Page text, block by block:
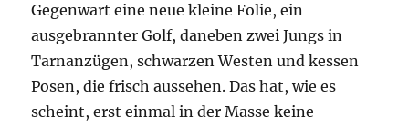
Gegenwart eine neue kleine Folie, ein
ausgebrannter Golf, daneben zwei Jungs in
Tarnanzügen, schwarzen Westen und kessen
Posen, die frisch aussehen. Das hat, wie es
scheint, erst einmal in der Masse keine